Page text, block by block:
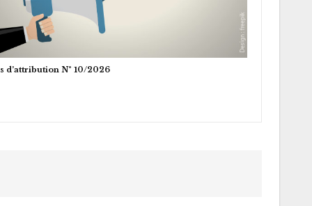
d’attribution N° 10/2026